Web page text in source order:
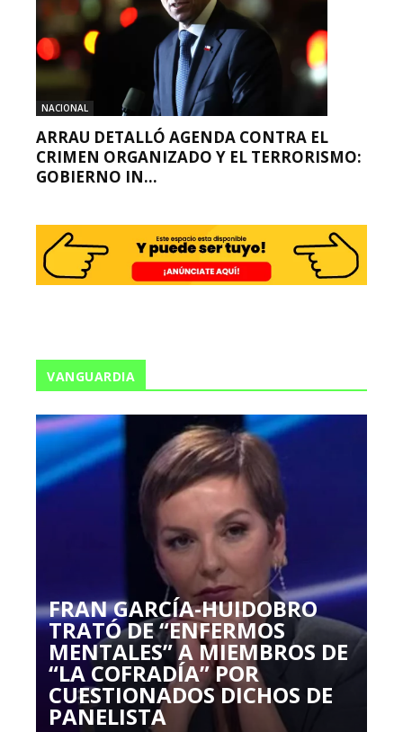
NACIONAL
ARRAU DETALLÓ AGENDA CONTRA EL
CRIMEN ORGANIZADO Y EL TERRORISMO:
GOBIERNO IN...
VANGUARDIA
FRAN GARCÍA-HUIDOBRO
TRATÓ DE “ENFERMOS
MENTALES” A MIEMBROS DE
“LA COFRADÍA” POR
CUESTIONADOS DICHOS DE
PANELISTA